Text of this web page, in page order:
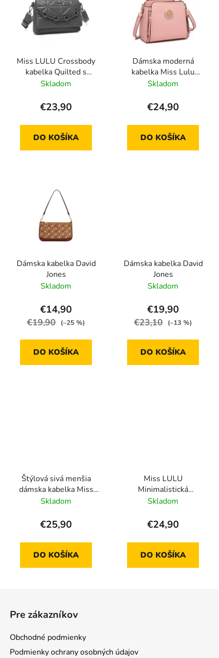
Miss LULU Crossbody
kabelka Quilted s
retiazkou - LG2318 -
Skladom
€23,90
DO KOŠÍKA
Dámska moderná
kabelka Miss Lulu
LB2126- ružová
Skladom
€24,90
DO KOŠÍKA
Dámska kabelka David
Jones
Skladom
€14,90
€19,90 (–25 %)
DO KOŠÍKA
Dámska kabelka David
Jones
Skladom
€19,90
€23,10 (–13 %)
DO KOŠÍKA
Štýlová sivá menšia
dámska kabelka Miss
Lulu
Skladom
€25,90
DO KOŠÍKA
Miss LULU
Minimalistická
elegantná kabelka
Skladom
€24,90
DO KOŠÍKA
Pre zákazníkov
Obchodné podmienky
Podmienky ochrany osobných údajov